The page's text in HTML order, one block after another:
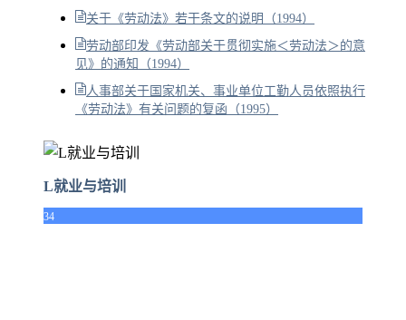
关于《劳动法》若干条文的说明（1994）
劳动部印发《劳动部关于贯彻实施＜劳动法＞的意
见》的通知（1994）
人事部关于国家机关、事业单位工勤人员依照执行
《劳动法》有关问题的复函（1995）
L就业与培训
34